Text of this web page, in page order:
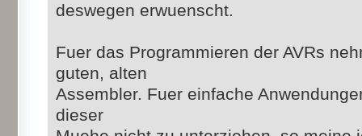
deswegen erwuenscht.
Fuer das Programmieren der AVRs
guten, alten
Assembler. Fuer einfache
dieser